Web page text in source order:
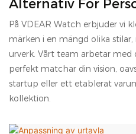
Alternativ För
På VDEAR Watch erbjuder vi
märken i en mängd olika
urverk. Vårt team arbetar
perfekt matchar din vision,
startup eller ett etablerat
kollektion.